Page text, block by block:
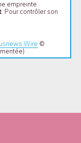
empreinte
. Pour contrôler son
Wire ©